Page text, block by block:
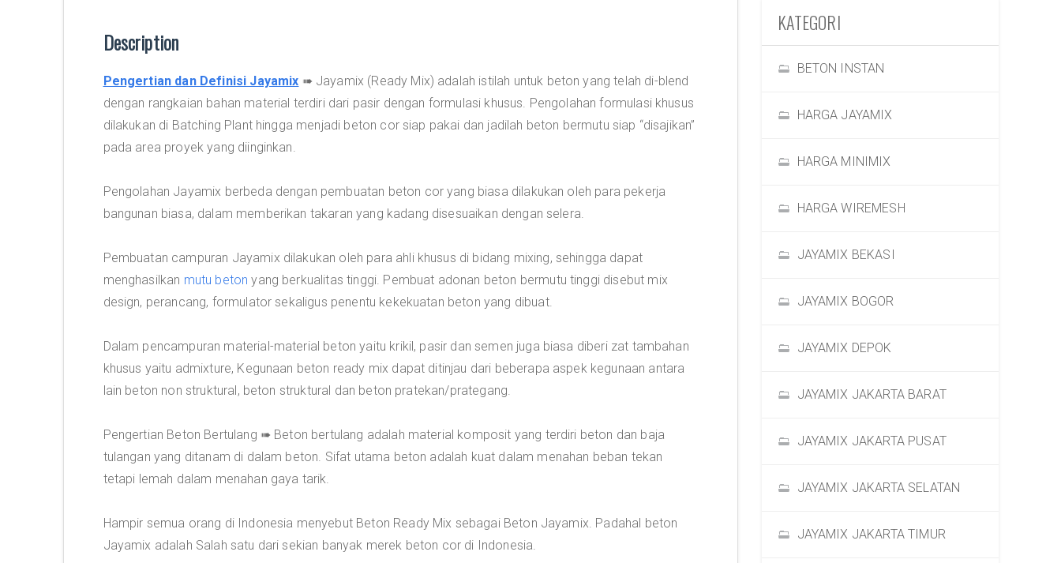
Description
Pengertian dan Definisi Jayamix ➠ Jayamix (Ready Mix) adalah istilah untuk beton yang telah di-blend
dengan rangkaian bahan material terdiri dari pasir dengan formulasi khusus. Pengolahan formulasi khusus
dilakukan di Batching Plant hingga menjadi beton cor siap pakai dan jadilah beton bermutu siap “disajikan”
pada area proyek yang diinginkan.
Pengolahan Jayamix berbeda dengan pembuatan beton cor yang biasa dilakukan oleh para pekerja
bangunan biasa, dalam memberikan takaran yang kadang disesuaikan dengan selera.
Pembuatan campuran Jayamix dilakukan oleh para ahli khusus di bidang mixing, sehingga dapat
menghasilkan mutu beton yang berkualitas tinggi. Pembuat adonan beton bermutu tinggi disebut mix
design, perancang, formulator sekaligus penentu kekekuatan beton yang dibuat.
Dalam pencampuran material-material beton yaitu krikil, pasir dan semen juga biasa diberi zat tambahan
khusus yaitu admixture, Kegunaan beton ready mix dapat ditinjau dari beberapa aspek kegunaan antara
lain beton non struktural, beton struktural dan beton pratekan/prategang.
Pengertian Beton Bertulang ➠ Beton bertulang adalah material komposit yang terdiri beton dan baja
tulangan yang ditanam di dalam beton. Sifat utama beton adalah kuat dalam menahan beban tekan
tetapi lemah dalam menahan gaya tarik.
Hampir semua orang di Indonesia menyebut Beton Ready Mix sebagai Beton Jayamix. Padahal beton
Jayamix adalah Salah satu dari sekian banyak merek beton cor di Indonesia.
KATEGORI
BETON INSTAN
HARGA JAYAMIX
HARGA MINIMIX
HARGA WIREMESH
JAYAMIX BEKASI
JAYAMIX BOGOR
JAYAMIX DEPOK
JAYAMIX JAKARTA BARAT
JAYAMIX JAKARTA PUSAT
JAYAMIX JAKARTA SELATAN
JAYAMIX JAKARTA TIMUR